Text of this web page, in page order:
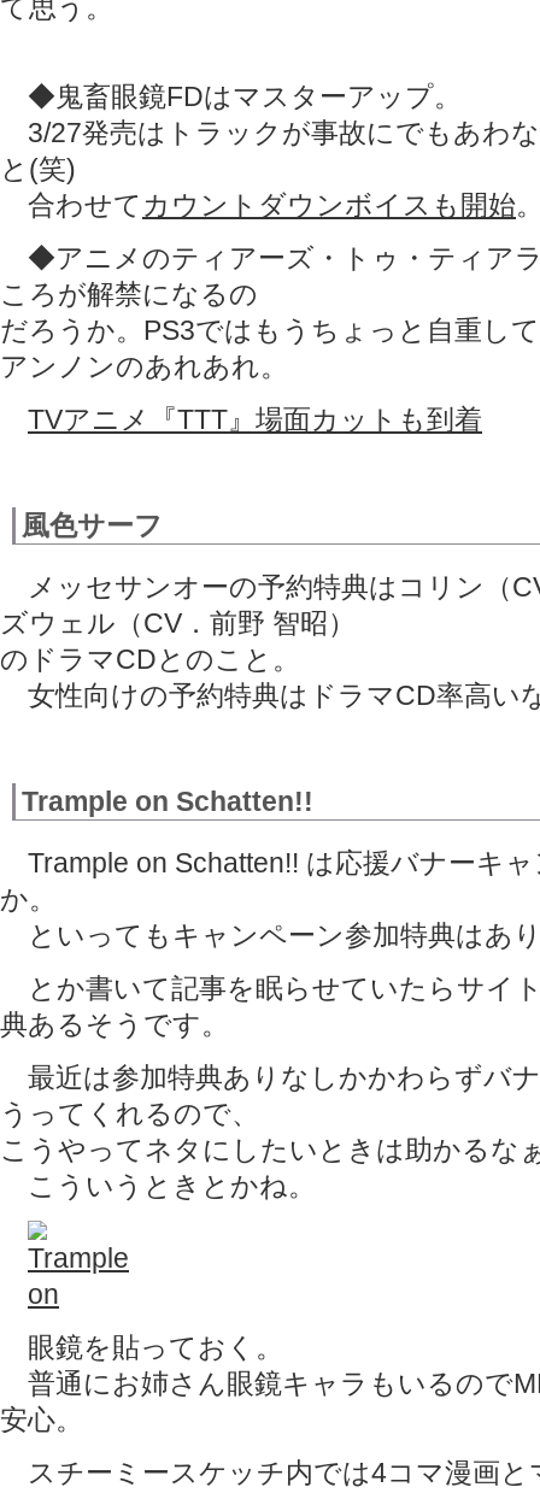
て思う。
◆鬼畜眼鏡FDはマスターアップ。
3/27発売はトラックが事故にでもあわ
と(笑)
合わせて カウントダウンボイスも開始
◆アニメのティアーズ・トゥ・ティア
ころが解禁になるの
だろうか。PS3ではもうちょっと自重し
アンノンのあれあれ。
TVアニメ『TTT』場面カットも到着
風色サーフ
メッセサンオーの予約特典はコリン（
ズウェル（CV．前野 智昭）
のドラマCDとのこと。
女性向けの予約特典はドラマCD率高い
Trample on Schatten!!
Trample on Schatten!! は応援バナーキ
か。
といってもキャンペーン参加特典はあ
とか書いて記事を眠らせていたらサイ
典あるそうです。
最近は参加特典ありなしかかわらずバ
うってくれるので、
こうやってネタにしたいときは助かるな
こういうときとかね。
眼鏡を貼っておく。
普通にお姉さん眼鏡キャラもいるので
安心。
スチーミースケッチ内では4コマ漫画と